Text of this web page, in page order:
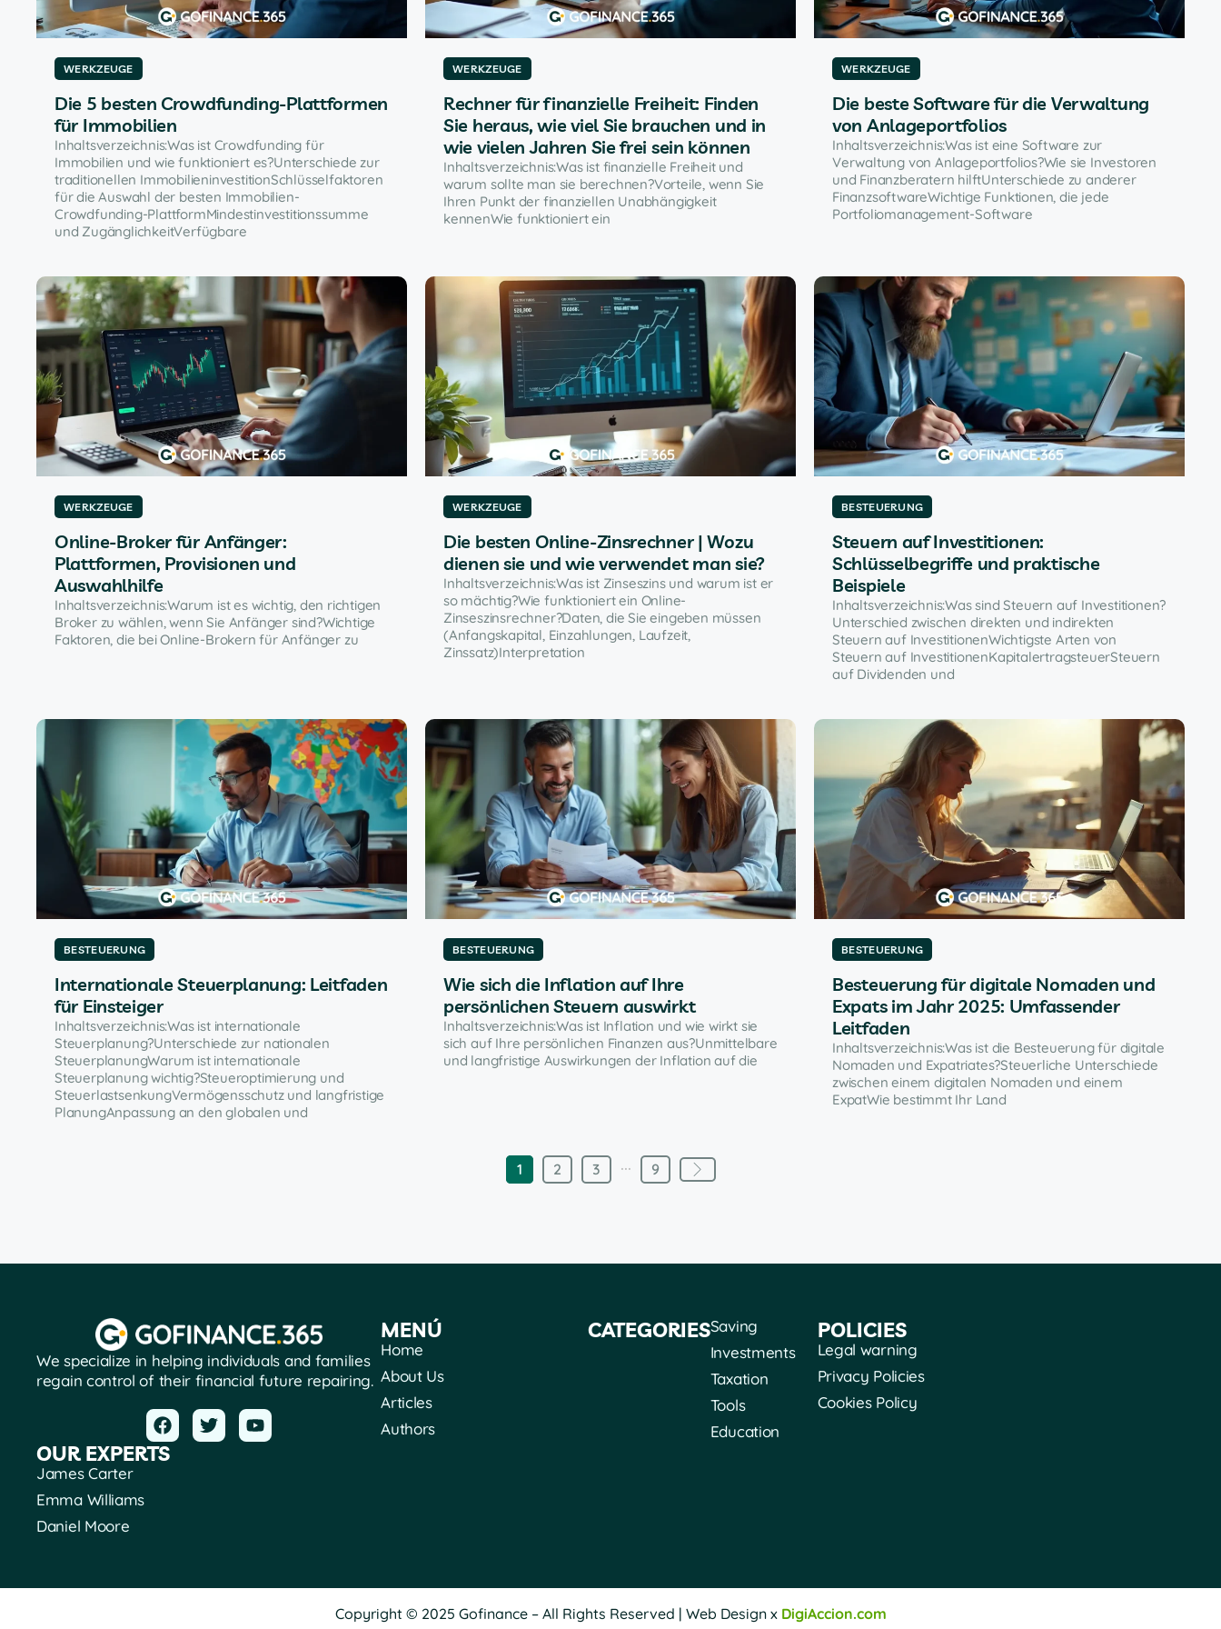
WERKZEUGE
Die 5 besten Crowdfunding-Plattformen
für Immobilien
Inhaltsverzeichnis:Was ist Crowdfunding für
Immobilien und wie funktioniert es?Unterschiede zur
traditionellen ImmobilieninvestitionSchlüsselfaktoren
für die Auswahl der besten Immobilien-
Crowdfunding-PlattformMindestinvestitionssumme
und ZugänglichkeitVerfügbare
WERKZEUGE
Rechner für finanzielle Freiheit: Finden
Sie heraus, wie viel Sie brauchen und in
wie vielen Jahren Sie frei sein können
Inhaltsverzeichnis:Was ist finanzielle Freiheit und
warum sollte man sie berechnen?Vorteile, wenn Sie
Ihren Punkt der finanziellen Unabhängigkeit
kennenWie funktioniert ein
WERKZEUGE
Die beste Software für die Verwaltung
von Anlageportfolios
Inhaltsverzeichnis:Was ist eine Software zur
Verwaltung von Anlageportfolios?Wie sie Investoren
und Finanzberatern hilftUnterschiede zu anderer
FinanzsoftwareWichtige Funktionen, die jede
Portfoliomanagement-Software
WERKZEUGE
Online-Broker für Anfänger:
Plattformen, Provisionen und
Auswahlhilfe
Inhaltsverzeichnis:Warum ist es wichtig, den richtigen
Broker zu wählen, wenn Sie Anfänger sind?Wichtige
Faktoren, die bei Online-Brokern für Anfänger zu
WERKZEUGE
Die besten Online-Zinsrechner | Wozu
dienen sie und wie verwendet man sie?
Inhaltsverzeichnis:Was ist Zinseszins und warum ist er
so mächtig?Wie funktioniert ein Online-
Zinseszinsrechner?Daten, die Sie eingeben müssen
(Anfangskapital, Einzahlungen, Laufzeit,
Zinssatz)Interpretation
BESTEUERUNG
Steuern auf Investitionen:
Schlüsselbegriffe und praktische
Beispiele
Inhaltsverzeichnis:Was sind Steuern auf Investitionen?
Unterschied zwischen direkten und indirekten
Steuern auf InvestitionenWichtigste Arten von
Steuern auf InvestitionenKapitalertragsteuerSteuern
auf Dividenden und
BESTEUERUNG
Internationale Steuerplanung: Leitfaden
für Einsteiger
Inhaltsverzeichnis:Was ist internationale
Steuerplanung?Unterschiede zur nationalen
SteuerplanungWarum ist internationale
Steuerplanung wichtig?Steueroptimierung und
SteuerlastsenkungVermögensschutz und langfristige
PlanungAnpassung an den globalen und
BESTEUERUNG
Wie sich die Inflation auf Ihre
persönlichen Steuern auswirkt
Inhaltsverzeichnis:Was ist Inflation und wie wirkt sie
sich auf Ihre persönlichen Finanzen aus?Unmittelbare
und langfristige Auswirkungen der Inflation auf die
BESTEUERUNG
Besteuerung für digitale Nomaden und
Expats im Jahr 2025: Umfassender
Leitfaden
Inhaltsverzeichnis:Was ist die Besteuerung für digitale
Nomaden und Expatriates?Steuerliche Unterschiede
zwischen einem digitalen Nomaden und einem
ExpatWie bestimmt Ihr Land
1 2 3 ... 9
We specialize in helping individuals and families
regain control of their financial future repairing.
MENÚ
Home
About Us
Articles
Authors
CATEGORIESSaving
Investments
Taxation
Tools
Education
POLICIES
Legal warning
Privacy Policies
Cookies Policy
OUR EXPERTS
James Carter
Emma Williams
Daniel Moore
Copyright © 2025 Gofinance – All Rights Reserved | Web Design x DigiAccion.com